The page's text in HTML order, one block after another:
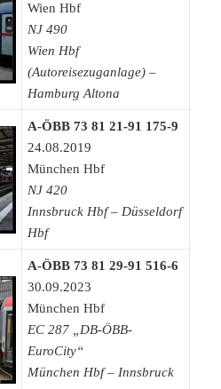
Wien Hbf
NJ 490
Wien Hbf
(Autoreisezuganlage) –
Hamburg Altona
A-ÖBB 73 81 21-91 175-9
24.08.2019
München Hbf
NJ 420
Innsbruck Hbf – Düsseldorf
Hbf
A-ÖBB 73 81 29-91 516-6
30.09.2023
München Hbf
EC 287 „DB-ÖBB-
EuroCity“
München Hbf –Innsbruck